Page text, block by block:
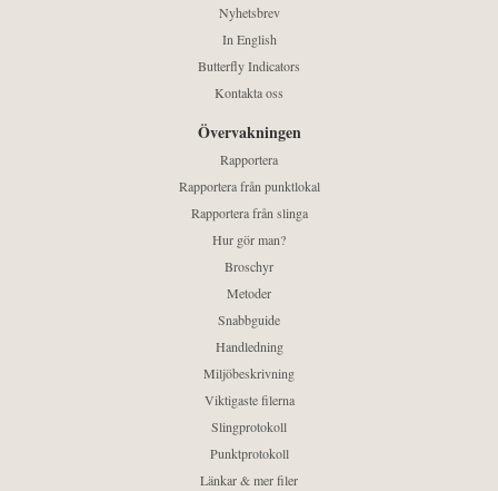
Nyhetsbrev
In English
Butterfly Indicators
Kontakta oss
Övervakningen
Rapportera
Rapportera från punktlokal
Rapportera från slinga
Hur gör man?
Broschyr
Metoder
Snabbguide
Handledning
Miljöbeskrivning
Viktigaste filerna
Slingprotokoll
Punktprotokoll
Länkar & mer filer